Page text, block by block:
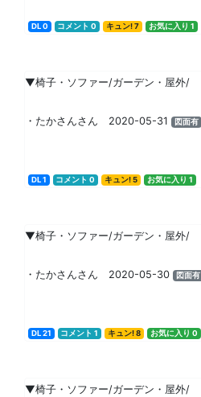
DL 0 コメント 0 キュン! 7 お気に入り 1
▼椅子・ソファー/ガーデン・屋外/
・たかさんさん 2020-05-31 図面有
DL 1 コメント 0 キュン! 5 お気に入り 1
▼椅子・ソファー/ガーデン・屋外/
・たかさんさん 2020-05-30 図面有
DL 21 コメント 1 キュン! 8 お気に入り 0
▼椅子・ソファー/ガーデン・屋外/